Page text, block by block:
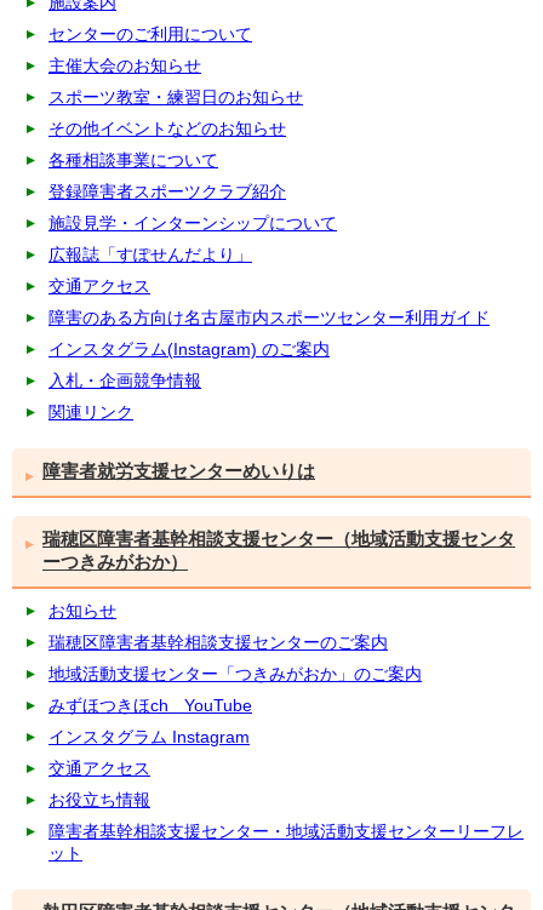
センターのご利用について
主催大会のお知らせ
スポーツ教室・練習日のお知らせ
その他イベントなどのお知らせ
各種相談事業について
登録障害者スポーツクラブ紹介
施設見学・インターンシップについて
広報誌「すぽせんだより」
交通アクセス
障害のある方向け名古屋市内スポーツセンター利用ガイド
インスタグラム(Instagram) のご案内
入札・企画競争情報
関連リンク
障害者就労支援センターめいりは
瑞穂区障害者基幹相談支援センター（地域活動支援センタ
ーつきみがおか）
お知らせ
瑞穂区障害者基幹相談支援センターのご案内
地域活動支援センター「つきみがおか」のご案内
みずほつきほch YouTube
インスタグラム Instagram
交通アクセス
お役立ち情報
障害者基幹相談支援センター・地域活動支援センターリーフレ
ット